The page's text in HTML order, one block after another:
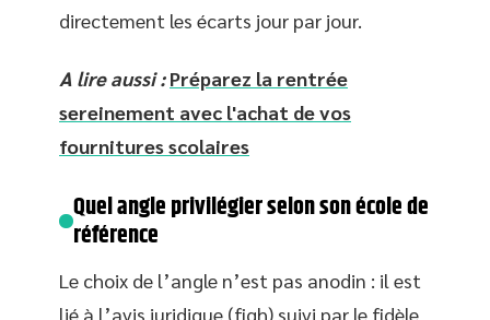
directement les écarts jour par jour.
A lire aussi : Préparez la rentrée
sereinement avec l'achat de vos
fournitures scolaires
Quel angle privilégier selon son école de
référence
Le choix de l’angle n’est pas anodin : il est
lié à l’avis juridique (fiqh) suivi par le fidèle